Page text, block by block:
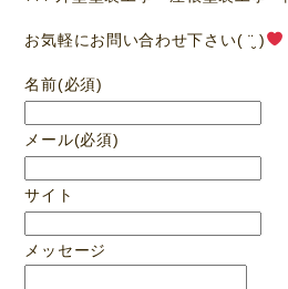
お気軽にお問い合わせ下さい( ¨̮ )
名前(必須)
メール(必須)
サイト
メッセージ